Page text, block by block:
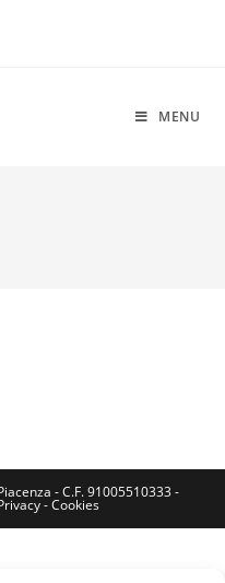
MENU
- C.F. 91005510333 -
-Cookies